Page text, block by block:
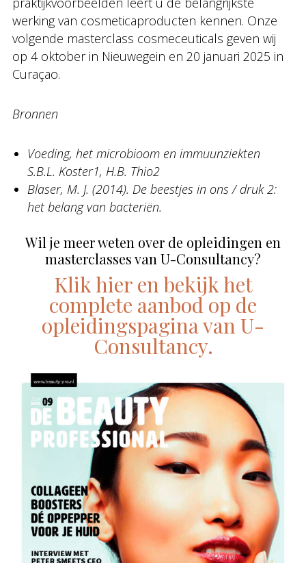
werking van cosmeticaproducten kennen. Onze
volgende masterclass cosmeceuticals geven wij
op 4 oktober in Nieuwegein en 20 januari 2025 in
Curaçao.
Bronnen
Voeding, het microbioom en immuunziekten
S.B.L. Koster1, H.B. Thio2
Blaser, M. J. (2014). De beestjes in ons / druk 2:
het belang van bacteriën.
Wil je meer weten over de opleidingen en
masterclasses van U-Consultancy?
Klik hier en bekijk het
complete aanbod op de
opleidingspagina van U-
Consultancy.